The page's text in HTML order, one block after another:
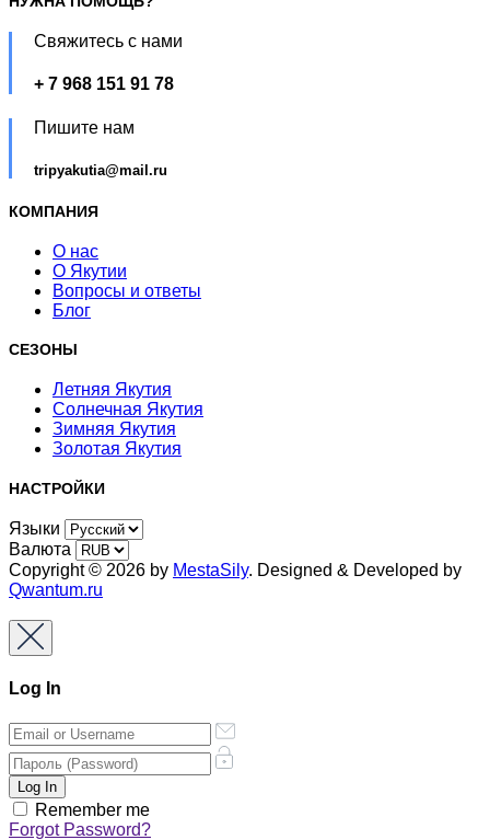
Свяжитесь с нами
+ 7 968 151 91 78
Пишите нам
tripyakutia@mail.ru
КОМПАНИЯ
О нас
О Якутии
Вопросы и ответы
Блог
СЕЗОНЫ
Летняя Якутия
Солнечная Якутия
Зимняя Якутия
Золотая Якутия
НАСТРОЙКИ
Языки
Валюта
Copyright © 2026 by MestaSily. Designed & Developed by
Qwantum.ru
Log In
Remember me
Forgot Password?